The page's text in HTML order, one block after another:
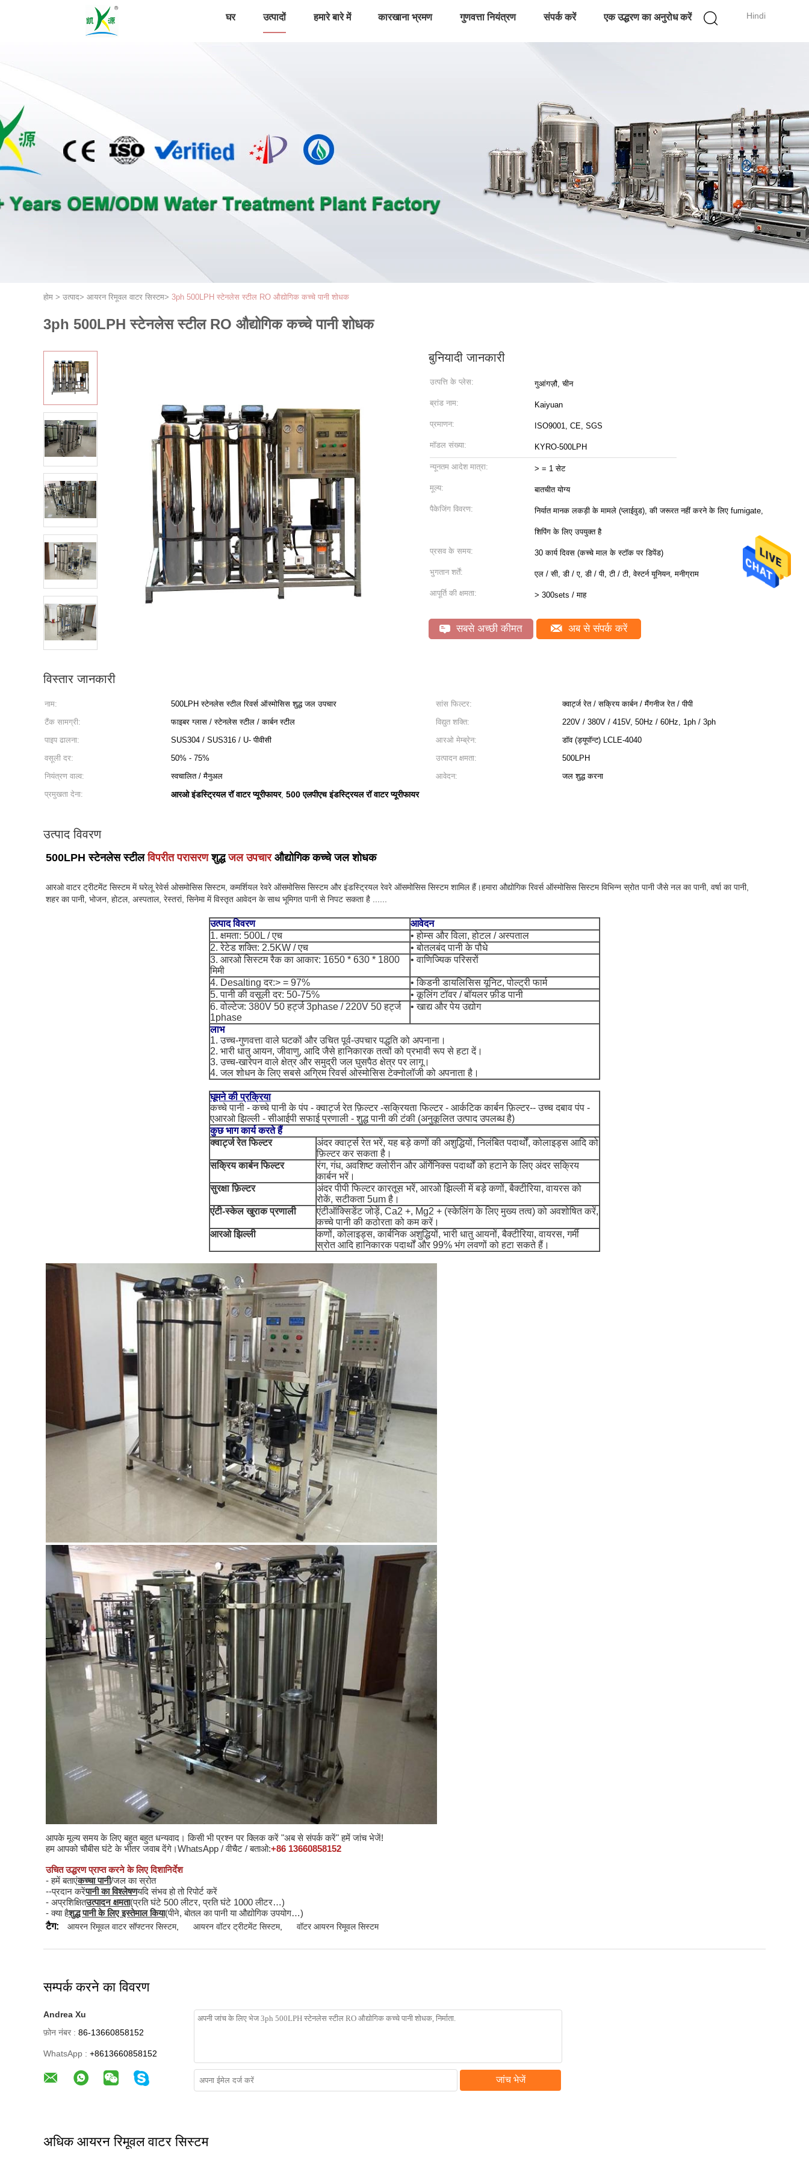
Hindi
घर उत्पादों हमारे बारे में कारखाना भ्रमण गुणवत्ता नियंत्रण संपर्क करें एक उद्धरण का अनुरोध करें
होम > उत्पाद> आयरन रिमूवल वाटर सिस्टम> 3ph 500LPH स्टेनलेस स्टील RO औद्योगिक कच्चे पानी शोधक
3ph 500LPH स्टेनलेस स्टील RO औद्योगिक कच्चे पानी शोधक
बुनियादी जानकारी
उत्पत्ति के प्लेस: गुआंगज़ौ, चीन
ब्रांड नाम: Kaiyuan
प्रमाणन: ISO9001, CE, SGS
मॉडल संख्या: KYRO-500LPH
न्यूनतम आदेश मात्रा: > = 1 सेट
मूल्य: बातचीत योग्य
पैकेजिंग विवरण: निर्यात मानक लकड़ी के मामले (प्लाईवुड), की जरूरत नहीं करने के लिए fumigate,
शिपिंग के लिए उपयुक्त है
प्रसव के समय: 30 कार्य दिवस (कच्चे माल के स्टॉक पर डिपेंड)
भुगतान शर्तें: एल / सी, डी / ए, डी / पी, टी / टी, वेस्टर्न यूनियन, मनीग्राम
आपूर्ति की क्षमता: > 300sets / माह
सबसे अच्छी कीमत अब से संपर्क करें
विस्तार जानकारी
नाम: 500LPH स्टेनलेस स्टील रिवर्स ऑस्मोसिस शुद्ध जल उपचार सांस फिल्टर:
क्वार्ट्ज रेत / सक्रिय कार्बन / मैंगनीज रेत / पीपी
टैंक सामग्री:
फाइबर ग्लास / स्टेनलेस स्टील / कार्बन स्टील विद्युत शक्ति:
220V / 380V / 415V, 50Hz / 60Hz, 1ph / 3ph
पाइप ढालना:
SUS304 / SUS316 / U- पीवीसी आरओ मेम्ब्रेन:
डॉव (ड्यूपॉन्ट) LCLE-4040
वसूली दर:
50% - 75% उत्पादन क्षमता:
500LPH
नियंत्रण वाल्व:
स्वचालित / मैनुअल आवेदन:
जल शुद्ध करना
प्रमुखता देना:
आरओ इंडस्ट्रियल रॉ वाटर प्यूरीफायर, 500 एलपीएच इंडस्ट्रियल रॉ वाटर प्यूरीफायर
उत्पाद विवरण
500LPH स्टेनलेस स्टीलविपरीत परासरणशुद्धजल उपचार औद्योगिक कच्चे जल शोधक
आरओ वाटर ट्रीटमेंट सिस्टम में घरेलू रेवेर्स ओसमोसिस सिस्टम, कमर्शियल रेवरे ऑसमोसिस सिस्टम और इंडस्ट्रियल रेवरे ऑसमोसिस सिस्टम शामिल हैं।हमारा औद्योगिक रिवर्स ऑस्मोसिस सिस्टम विभिन्न स्रोत पानी जैसे नल का पानी, वर्षा का पानी,
शहर का पानी, भोजन, होटल, अस्पताल, रेस्तरां, सिनेमा में विस्तृत आवेदन के साथ भूमिगत पानी से निपट सकता है ......
उत्पाद विवरण
आवेदन
1. क्षमता: 500L / एच
• होम्स और विला, होटल / अस्पताल
2. रेटेड शक्ति: 2.5KW / एच
• बोतलबंद पानी के पौधे
3. आरओ सिस्टम रैक का आकार: 1650 * 630 * 1800
मिमी
• वाणिज्यिक परिसरों
4. Desalting दर:> = 97%
• किडनी डायलिसिस यूनिट, पोल्ट्री फार्म
5. पानी की वसूली दर: 50-75%
• कूलिंग टॉवर / बॉयलर फ़ीड पानी
6. वोल्टेज: 380V 50 हर्ट्ज 3phase / 220V 50 हर्ट्ज
1phase
• खाद्य और पेय उद्योग
लाभ
1. उच्च-गुणवत्ता वाले घटकों और उचित पूर्व-उपचार पद्धति को अपनाना।
2. भारी धातु आयन, जीवाणु, आदि जैसे हानिकारक तत्वों को प्रभावी रूप से हटा दें।
3. उच्च-खारेपन वाले क्षेत्र और समुद्री जल घुसपैठ क्षेत्र पर लागू।
4. जल शोधन के लिए सबसे अग्रिम रिवर्स ओस्मोसिस टेक्नोलॉजी को अपनाता है।
घूमने की प्रक्रिया
कच्चे पानी - कच्चे पानी के पंप - क्वार्ट्ज रेत फ़िल्टर -सक्रियता फिल्टर - आर्कटिक कार्बन फ़िल्टर-- उच्च दबाव पंप -
एआरओ झिल्ली - सीआईपी सफाई प्रणाली - शुद्ध पानी की टंकी (अनुकूलित उत्पाद उपलब्ध है)
कुछ भाग कार्य करते हैं
क्वार्ट्ज रेत फिल्टर
अंदर क्वार्ट्स रेत भरें, यह बड़े कणों की अशुद्धियों, निलंबित पदार्थों, कोलाइड्स आदि को
फ़िल्टर कर सकता है।
सक्रिय कार्बन फिल्टर
रंग, गंध, अवशिष्ट क्लोरीन और ऑर्गेनिक्स पदार्थों को हटाने के लिए अंदर सक्रिय
कार्बन भरें।
सुरक्षा फ़िल्टर
अंदर पीपी फिल्टर कारतूस भरें, आरओ झिल्ली में बड़े कणों, बैक्टीरिया, वायरस को
रोकें, सटीकता 5um है।
एंटी-स्केल खुराक प्रणाली
एंटीऑक्सिडेंट जोड़ें, Ca2 +, Mg2 + (स्केलिंग के लिए मुख्य तत्व) को अवशोषित करें,
कच्चे पानी की कठोरता को कम करें।
आरओ झिल्ली
कणों, कोलाइड्स, कार्बनिक अशुद्धियों, भारी धातु आयनों, बैक्टीरिया, वायरस, गर्मी
स्रोत आदि हानिकारक पदार्थों और 99% भंग लवणों को हटा सकते हैं।
आपके मूल्य समय के लिए बहुत बहुत धन्यवाद। किसी भी प्रश्न पर क्लिक करें "अब से संपर्क करें" हमें जांच भेजें!
हम आपको चौबीस घंटे के भीतर जवाब देंगे।WhatsApp / वीचैट / बताओ:+86 13660858152
उचित उद्धरण प्राप्त करने के लिए दिशानिर्देश
- हमें बताएंकच्चा पानी/जल का स्रोत
--प्रदान करेंपानी का विश्लेषणयदि संभव हो तो रिपोर्ट करें
- अप्रशिक्षितउत्पादन क्षमता(प्रति घंटे 500 लीटर, प्रति घंटे 1000 लीटर…)
- क्या हैशुद्ध पानी के लिए इस्तेमाल किया(पीने, बोतल का पानी या औद्योगिक उपयोग…)
टैग:
आयरन रिमूवल वाटर सॉफ्टनर सिस्टम, आयरन वॉटर ट्रीटमेंट सिस्टम, वॉटर आयरन रिमूवल सिस्टम
सम्पर्क करने का विवरण
Andrea Xu
फ़ोन नंबर : 86-13660858152
WhatsApp : +8613660858152
जांच भेजें
अधिक आयरन रिमूवल वाटर सिस्टम